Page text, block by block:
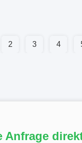
2 3 4
Anfrage